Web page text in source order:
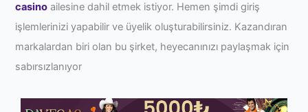
casino ailesine dahil etmek istiyor. Hemen şimdi giriş
işlemlerinizi yapabilir ve üyelik oluşturabilirsiniz. Kazandıran
markalardan biri olan bu şirket, heyecanınızı paylaşmak için
sabırsızlanıyor